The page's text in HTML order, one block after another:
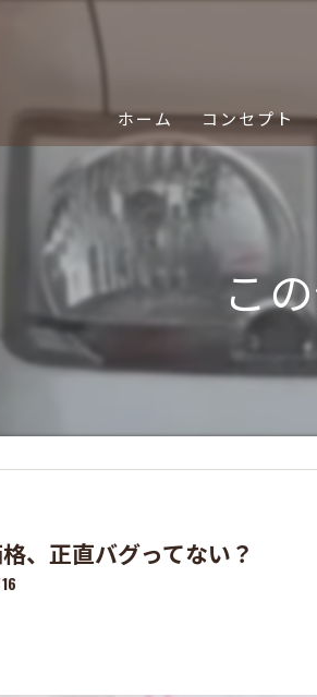
ホーム コンセプト
こ
、正直バグってない？